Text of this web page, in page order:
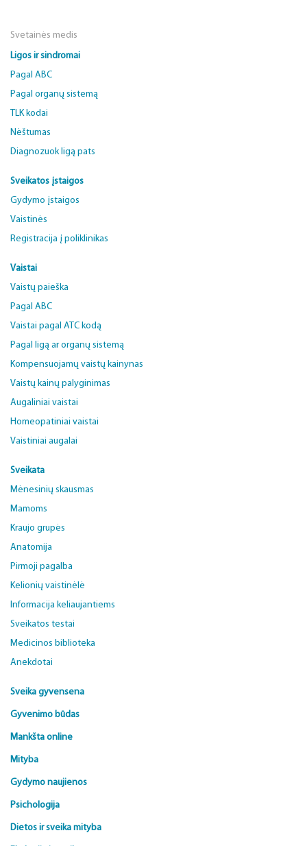
Svetainės medis
Ligos ir sindromai
Pagal ABC
Pagal organų sistemą
TLK kodai
Nėštumas
Diagnozuok ligą pats
Sveikatos įstaigos
Gydymo įstaigos
Vaistinės
Registracija į poliklinikas
Vaistai
Vaistų paieška
Pagal ABC
Vaistai pagal ATC kodą
Pagal ligą ar organų sistemą
Kompensuojamų vaistų kainynas
Vaistų kainų palyginimas
Augaliniai vaistai
Homeopatiniai vaistai
Vaistiniai augalai
Sveikata
Mėnesinių skausmas
Mamoms
Kraujo grupės
Anatomija
Pirmoji pagalba
Kelionių vaistinėlė
Informacija keliaujantiems
Sveikatos testai
Medicinos biblioteka
Anekdotai
Sveika gyvensena
Gyvenimo būdas
Mankšta online
Mityba
Gydymo naujienos
Psichologija
Dietos ir sveika mityba